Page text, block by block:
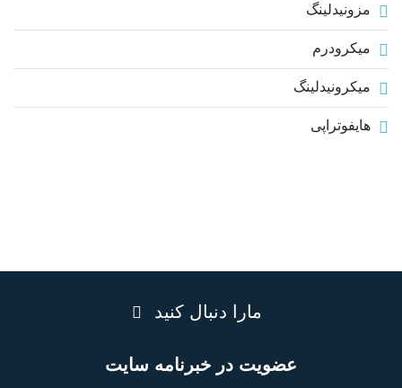
مزونیدلینگ
میکرودرم
میکرونیدلینگ
هایفوتراپی
مارا دنبال کنید
عضویت در خبرنامه سایت